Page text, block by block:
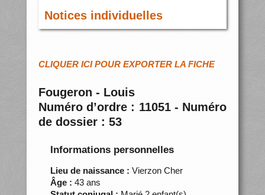
Notices individuelles
CLIQUER ICI POUR EXPORTER LA FICHE
Fougeron - Louis
Numéro d’ordre : 11051 - Numéro
de dossier : 53
Informations personnelles
Lieu de naissance : Vierzon Cher
Âge : 43 ans